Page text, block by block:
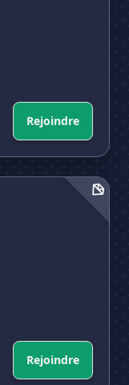
Rejoindre
Rejoindre